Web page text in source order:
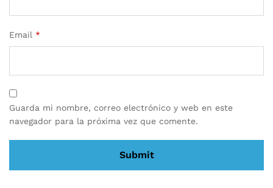
Email *
Guarda mi nombre, correo electrónico y web en este
navegador para la próxima vez que comente.